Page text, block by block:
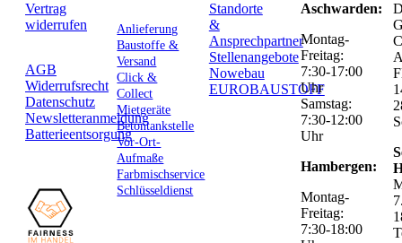
Vertrag
widerrufen
AGB
Widerrufsrecht
Datenschutz
Newsletteranmeldung
Batterieentsorgung
Anlieferung
Baustoffe &
Versand
Click &
Collect
Mietgeräte
Betontankstelle
Vor-Ort-
Aufmaße
Farbmischservice
Schlüsseldienst
Standorte
&
Ansprechpartner
Stellenangebote
Nowebau
EUROBAUSTOFF
Aschwarden:
Montag-
Freitag:
7:30-17:00
Uhr
Samstag:
7:30-12:00
Uhr
Hambergen:
Montag-
Freitag:
7:30-18:00